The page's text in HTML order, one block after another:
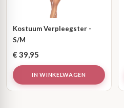
Kostuum Verpleegster -
S/M
€ 39,95
IN WINKELWAGEN